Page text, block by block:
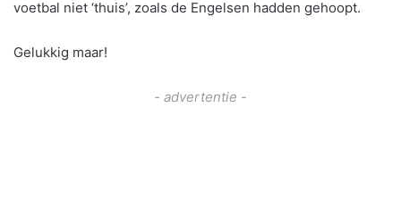
voetbal niet ‘thuis’, zoals de Engelsen hadden gehoopt.
Gelukkig maar!
- advertentie -